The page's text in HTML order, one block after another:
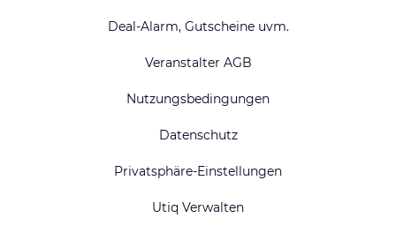
Deal-Alarm, Gutscheine uvm.
Veranstalter AGB
Nutzungsbedingungen
Datenschutz
Privatsphäre-Einstellungen
Utiq Verwalten